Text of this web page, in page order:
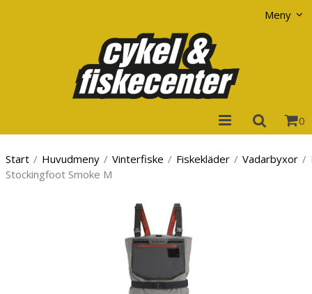
Meny
0
Start / Huvudmeny / Vinterfiske / Fiskekläder / Vadarbyxor /
Stockingfoot Smoke M